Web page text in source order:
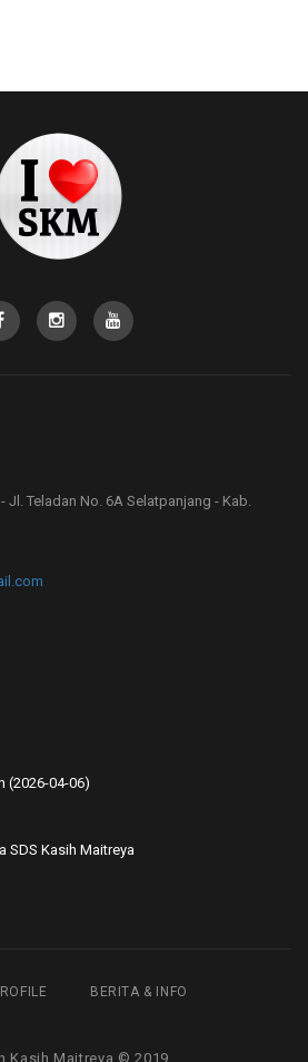
Jl. Teladan No. 6A Selatpanjang - Kab.
(2026-04-06)
SDS Kasih Maitreya
BERITA & INFO
Kasih Maitreya © 2019